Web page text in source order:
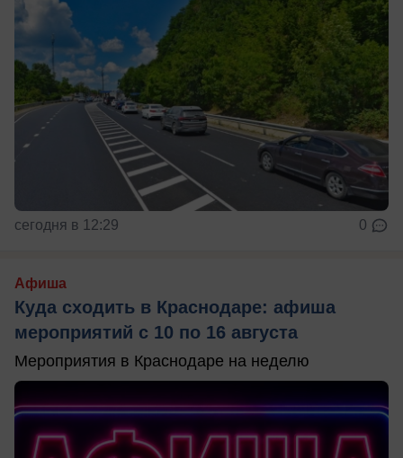
сегодня в 12:29 0
Афиша
Куда сходить в Краснодаре: афиша
мероприятий с 10 по 16 августа
Мероприятия в Краснодаре на неделю